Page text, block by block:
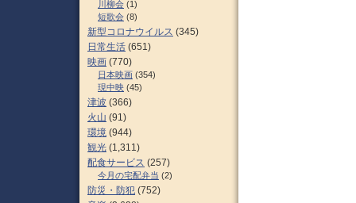
川柳会 (1)
短歌会 (8)
新型コロナウイルス (345)
日常生活 (651)
映画 (770)
日本映画 (354)
現中映 (45)
津波 (366)
火山 (91)
環境 (944)
観光 (1,311)
配食サービス (257)
今月の宅配弁当 (2)
防災・防犯 (752)